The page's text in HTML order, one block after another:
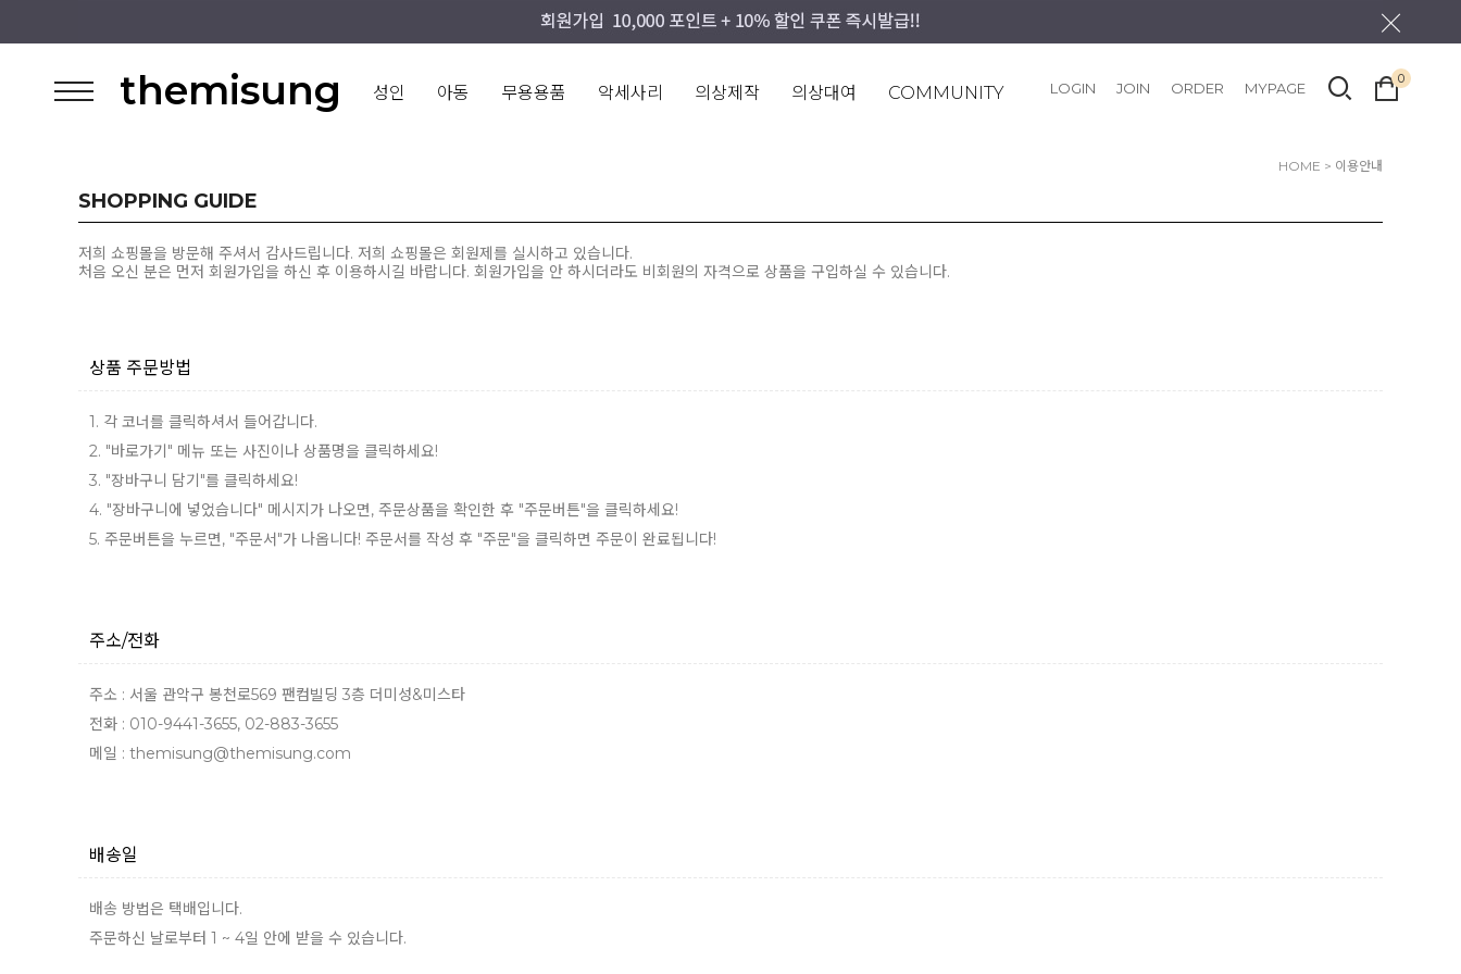
themisung 성인 아동 무용용품 악세사리 의상제작 의상대여 COMMUNITY LOGIN JOIN ORDER MYPAGE
0
HOME > 이용안내
SHOPPING GUIDE
저희 쇼핑몰을 방문해 주셔서 감사드립니다. 저희 쇼핑몰은 회원제를 실시하고 있습니다.
처음 오신 분은 먼저 회원가입을 하신 후 이용하시길 바랍니다. 회원가입을 안 하시더라도 비회원의 자격으로 상품을 구입하실 수 있습니다.
상품 주문방법
1. 각 코너를 클릭하셔서 들어갑니다.
2. "바로가기" 메뉴 또는 사진이나 상품명을 클릭하세요!
3. "장바구니 담기"를 클릭하세요!
4. "장바구니에 넣었습니다" 메시지가 나오면, 주문상품을 확인한 후 "주문버튼"을 클릭하세요!
5. 주문버튼을 누르면, "주문서"가 나옵니다! 주문서를 작성 후 "주문"을 클릭하면 주문이 완료됩니다!
주소/전화
주소 : 서울 관악구 봉천로569 팬컴빌딩 3층 더미성&미스타
전화 : 010-9441-3655, 02-883-3655
메일 : themisung@themisung.com
배송일
배송 방법은 택배입니다.
주문하신 날로부터 1 ~ 4일 안에 받을 수 있습니다.